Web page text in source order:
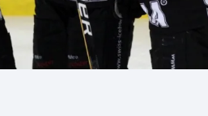
Plážový volejbal